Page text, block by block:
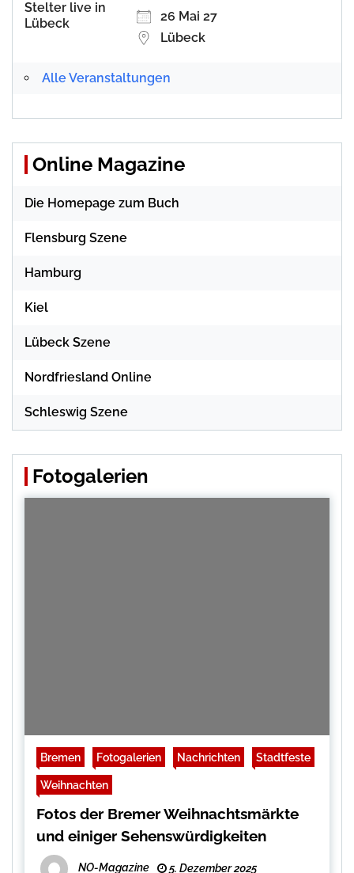
26 Mai 27
Lübeck
Alle Veranstaltungen
Online Magazine
Die Homepage zum Buch
Flensburg Szene
Hamburg
Kiel
Lübeck Szene
Nordfriesland Online
Schleswig Szene
Fotogalerien
Bremen Fotogalerien Nachrichten Stadtfeste
Weihnachten
Fotos der Bremer Weihnachtsmärkte
und einiger Sehenswürdigkeiten
NO-Magazine 5. Dezember 2025